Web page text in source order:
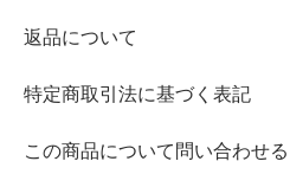
返品について
特定商取引法に基づく表記
この商品について問い合わせる